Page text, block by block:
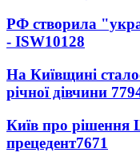
РФ створила
- ISW10128
На Київщині
річної дівчини
Київ про рішення
прецедент7671